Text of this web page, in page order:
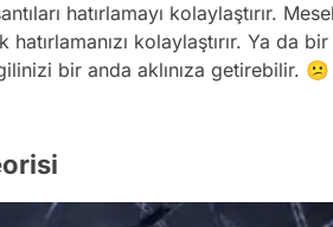
hatırlamayı kolaylaştırır.
hatırlamanızı kolaylaştırır. Ya da
bir anda aklınıza getirebilir. 😕